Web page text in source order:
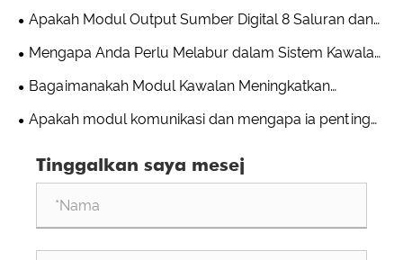
Sistem Kawalan Perindustrian?
Apakah Modul Output Sumber Digital 8 Saluran dan
Mengapa Ia Penting untuk Automasi Industri?
Mengapa Anda Perlu Melabur dalam Sistem Kawalan
Teragih?
Bagaimanakah Modul Kawalan Meningkatkan
Kecekapan Automasi Perindustrian?
Apakah modul komunikasi dan mengapa ia penting
Tinggalkan saya mesej